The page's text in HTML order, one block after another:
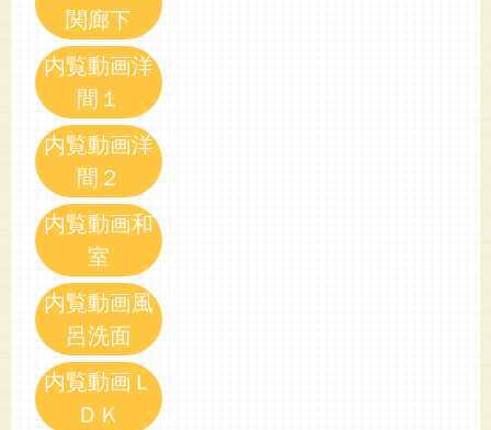
関廊下
内覧動画洋
間１
内覧動画洋
間２
内覧動画和
室
内覧動画風
呂洗面
内覧動画Ｌ
ＤＫ